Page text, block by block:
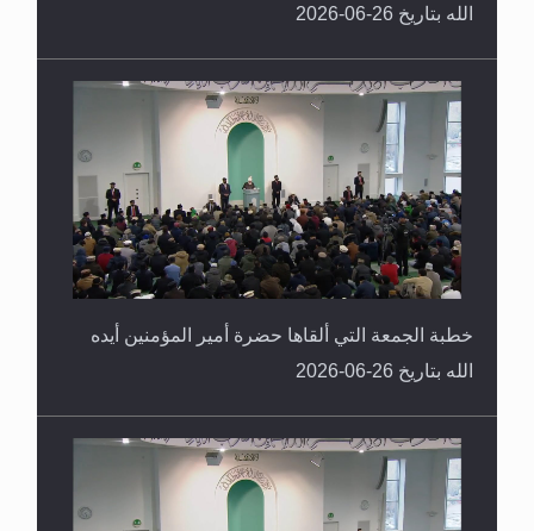
الله بتاريخ 26-06-2026
خطبة الجمعة التي ألقاها حضرة أمير المؤمنين أيده
الله بتاريخ 26-06-2026